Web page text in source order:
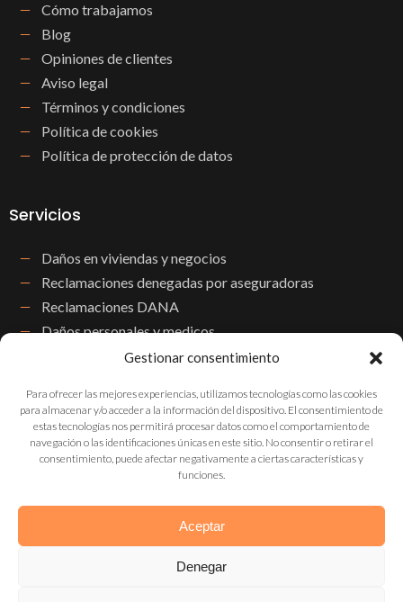
Gestionar consentimiento
Para ofrecer las mejores experiencias, utilizamos tecnologías como las cookies
para almacenar y/o acceder a la información del dispositivo. El consentimiento de
estas tecnologías nos permitirá procesar datos como el comportamiento de
navegación o las identificaciones únicas en este sitio. No consentir o retirar el
consentimiento, puede afectar negativamente a ciertas características y
funciones.
Aceptar
Denegar
Cómo trabajamos
Blog
Opiniones de clientes
Aviso legal
Términos y condiciones
Política de cookies
Política de protección de datos
Servicios
Daños en viviendas y negocios
Reclamaciones denegadas por aseguradoras
Reclamaciones DANA
Daños personales y medicos
Accidentes de tráfico
Contactos
Formulario de contacto